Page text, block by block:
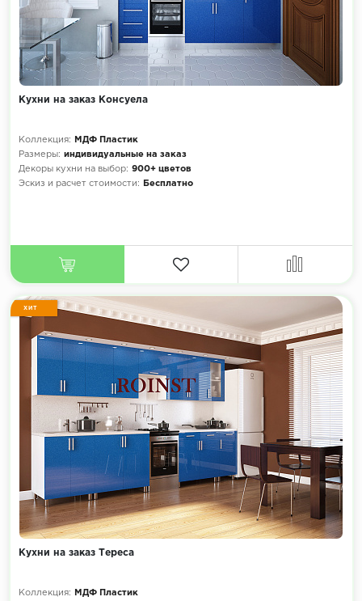
Кухни на заказ Консуела
Коллекция:
МДФ Пластик
Размеры: индивидуальные на заказ
Декоры кухни на выбор: 900+ цветов
Эскиз и расчет стоимости:
Бесплатно
ХИТ
Кухни на заказ Тереса
Коллекция:
МДФ Пластик